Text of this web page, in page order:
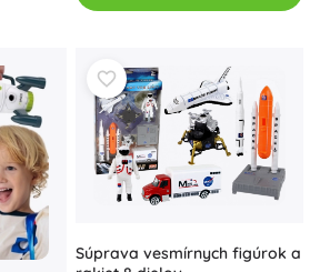
Súprava vesmírnych figúrok a